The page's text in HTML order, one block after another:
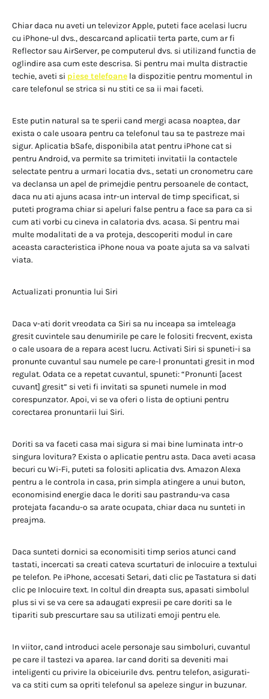
Chiar daca nu aveti un televizor Apple, puteti face acelasi lucru
cu iPhone-ul dvs., descarcand aplicatii terta parte, cum ar fi
Reflector sau AirServer, pe computerul dvs. si utilizand functia de
oglindire asa cum este descrisa. Si pentru mai multa distractie
techie, aveti si piese telefoane la dispozitie pentru momentul in
care telefonul se strica si nu stiti ce sa ii mai faceti.
Este putin natural sa te sperii cand mergi acasa noaptea, dar
exista o cale usoara pentru ca telefonul tau sa te pastreze mai
sigur. Aplicatia bSafe, disponibila atat pentru iPhone cat si
pentru Android, va permite sa trimiteti invitatii la contactele
selectate pentru a urmari locatia dvs., setati un cronometru care
va declansa un apel de primejdie pentru persoanele de contact,
daca nu ati ajuns acasa intr-un interval de timp specificat, si
puteti programa chiar si apeluri false pentru a face sa para ca si
cum ati vorbi cu cineva in calatoria dvs. acasa. Si pentru mai
multe modalitati de a va proteja, descoperiti modul in care
aceasta caracteristica iPhone noua va poate ajuta sa va salvati
viata.
Actualizati pronuntia lui Siri
Daca v-ati dorit vreodata ca Siri sa nu inceapa sa imteleaga
gresit cuvintele sau denumirile pe care le folositi frecvent, exista
o cale usoara de a repara acest lucru. Activati Siri si spuneti-i sa
pronunte cuvantul sau numele pe care-l pronuntati gresit in mod
regulat. Odata ce a repetat cuvantul, spuneti: “Pronunti [acest
cuvant] gresit” si veti fi invitati sa spuneti numele in mod
corespunzator. Apoi, vi se va oferi o lista de optiuni pentru
corectarea pronuntarii lui Siri.
Doriti sa va faceti casa mai sigura si mai bine luminata intr-o
singura lovitura? Exista o aplicatie pentru asta. Daca aveti acasa
becuri cu Wi-Fi, puteti sa folositi aplicatia dvs. Amazon Alexa
pentru a le controla in casa, prin simpla atingere a unui buton,
economisind energie daca le doriti sau pastrandu-va casa
protejata facandu-o sa arate ocupata, chiar daca nu sunteti in
preajma.
Daca sunteti dornici sa economisiti timp serios atunci cand
tastati, incercati sa creati cateva scurtaturi de inlocuire a textului
pe telefon. Pe iPhone, accesati Setari, dati clic pe Tastatura si dati
clic pe Inlocuire text. In coltul din dreapta sus, apasati simbolul
plus si vi se va cere sa adaugati expresii pe care doriti sa le
tipariti sub prescurtare sau sa utilizati emoji pentru ele.
In viitor, cand introduci acele personaje sau simboluri, cuvantul
pe care il tastezi va aparea. Iar cand doriti sa deveniti mai
inteligenti cu privire la obiceiurile dvs. pentru telefon, asigurati-
va ca stiti cum sa opriti telefonul sa apeleze singur in buzunar.